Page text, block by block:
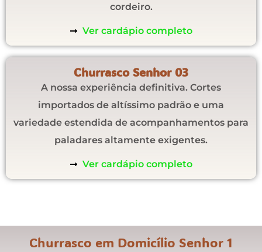
cordeiro.
Ver cardápio completo
Churrasco Senhor 03
A nossa experiência definitiva. Cortes
importados de altíssimo padrão e uma
variedade estendida de acompanhamentos para
paladares altamente exigentes.
Ver cardápio completo
Churrasco em Domicílio Senhor 1